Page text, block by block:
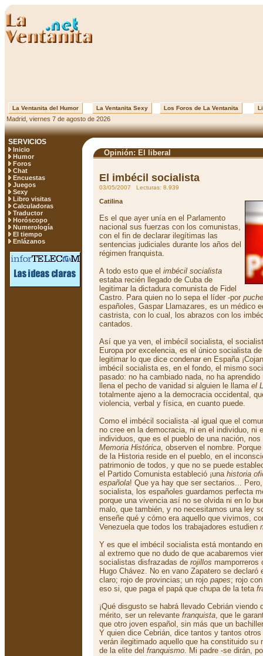
La Ventanita del Humor La Ventanita Sexy Los Foros de La Ventanita
Madrid, viernes 7 de agosto de 2026
SERVICIOS
Inicio
Humor
Foros
Chat
Encuestas
Juegos
Sexy
Libro visitas
Calculadoras
Traductor
Horóscopo
Numerología
El tiempo
Enlázanos
Opinión: El liberal
El imbécil socialista
03/05/2007 Lecturas: 8.939
Catilina
Es el que ayer unía en el Parlamento
nacional sus fuerzas con los comunistas,
con el fin de declarar ilegítimas las
sentencias judiciales durante los años del
régimen franquista.
A todo esto que el imbécil socialista
estaba recién llegado de Cuba de
legitimar la dictadura comunista de Fidel
Castro. Para quien no lo sepa el líder -por
españoles, Gaspar Llamazares, es un médico
castrista, con lo cual, los abrazos con los
cantados.
Así que ya ven, el imbécil socialista, el
Europa por excelencia, es el único socialista
legitimar lo que dice condenar en España
imbécil socialista es, en el fondo, el mismo
pasado: no ha cambiado nada, no ha
llena el pecho de vanidad si alguien le llama el
totalmente ajeno a la democracia occidental,
violencia, verbal y física, en cuanto puede.
Como el imbécil socialista -al igual que el
no cree en la democracia, ni en el individuo, ni
individuos, que es el pueblo de una nación,
Memoria Histórica, observen el nombre.
de la Historia reside en el pueblo, en el
patrimonio de todos, y que no se puede
el Partido Comunista estableció ¡una historia
española! Que ya hay que ser sectarios...
socialista, los españoles guardamos perfecta
porque una vivencia así no se olvida ni en lo
malo, que también, y no necesitamos una ley
enseñe qué y cómo era aquello que vivimos,
Venezuela que todos los trabajadores estudien
Y es que el imbécil socialista está montando
al extremo que no dudo de que acabaremos
socialistas disfrazadas de rojillos mamporreros
Hugo Chávez. No en vano Zapatero se
claro; rojo de provincias; un rojo papes; rojo
eso si, que paga el papá que chupa de la teta
¡Qué disgusto se habrá llevado Cebrián viendo
mérito, ser un relevante franquista, que le
que otro joven español, sin más que un
Y quien dice Cebrián, dice tantos y tantos
verán ilegitimado aquello que ha constituido su
de la elite del franquismo. Mi padre -se dirán,